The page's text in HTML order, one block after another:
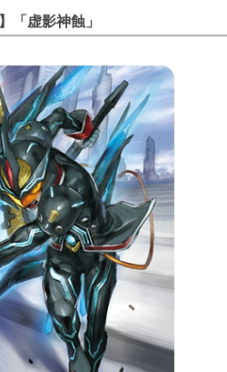
「虚影神蝕」